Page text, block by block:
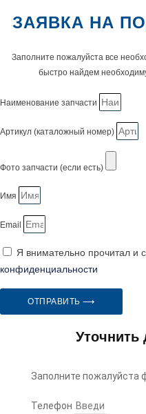
ЗАЯВКА НА
Заполните пожалуйста все
быстро найдем
Наименование запчасти
Артикул (каталожный номер)
Фото запчасти (если есть)
Имя
Email
Я внимательно прочитал и
конфиденциальности
ОТПРАВИТЬ ⟶
Уточнить
Заполните
Телефон